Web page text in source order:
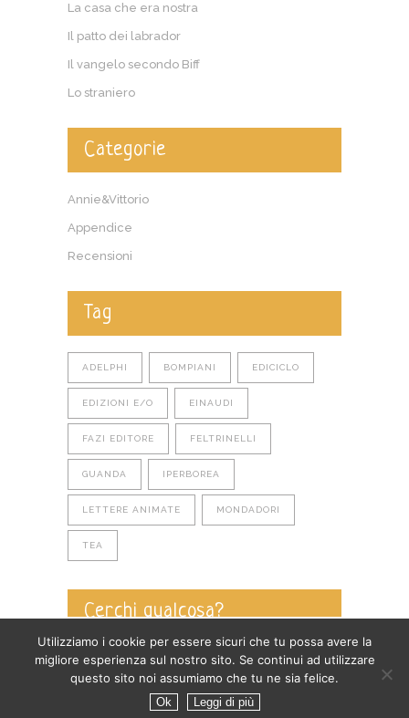
La casa che era nostra
Il patto dei labrador
Il vangelo secondo Biff
Lo straniero
Categorie
Annie&Vittorio
Appendice
Recensioni
Tag
ADELPHI BOMPIANI EDICICLO
EDIZIONI E/O EINAUDI
FAZI EDITORE FELTRINELLI
GUANDA IPERBOREA
LETTERE ANIMATE MONDADORI
TEA
Cerchi qualcosa?
Utilizziamo i cookie per essere sicuri che tu possa avere la
migliore esperienza sul nostro sito. Se continui ad utilizzare
questo sito noi assumiamo che tu ne sia felice.
Ok Leggi di più